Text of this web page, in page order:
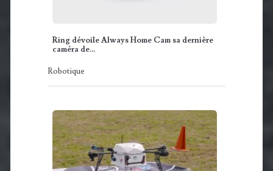
Ring dévoile Always Home Cam sa dernière
caméra de…
Robotique